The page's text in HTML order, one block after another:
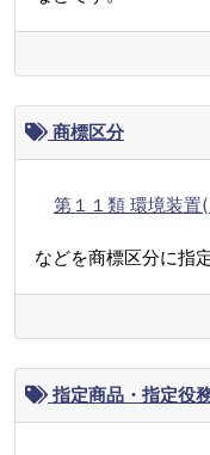
商標区分
第１１類 環境装置
などを商標区分に指
指定商品・指定役